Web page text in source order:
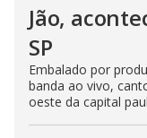
Jão,
SP
Embalado por
banda ao vivo,
oeste da capital